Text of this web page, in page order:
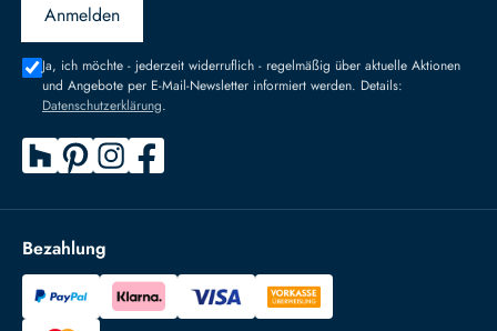
Anmelden
Ja, ich möchte - jederzeit widerruflich - regelmäßig über aktuelle Aktionen
und Angebote per E-Mail-Newsletter informiert werden. Details:
Datenschutzerklärung.
Bezahlung